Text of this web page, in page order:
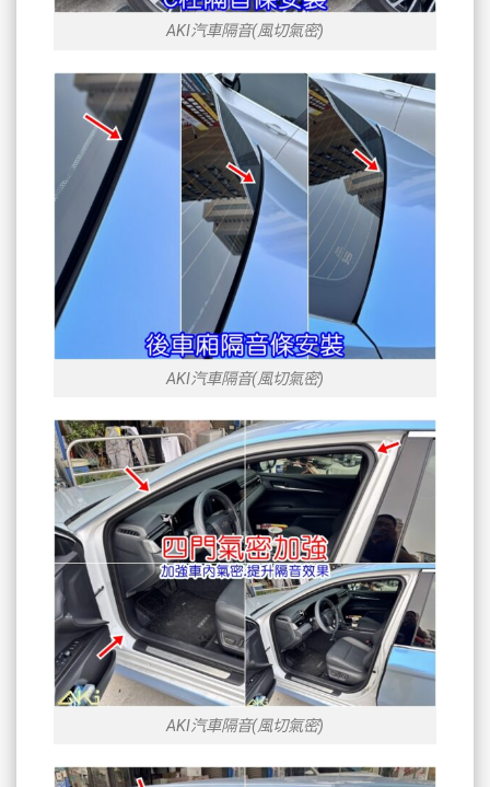
AKI汽車隔音(風切氣密)
AKI汽車隔音(風切氣密)
AKI汽車隔音(風切氣密)